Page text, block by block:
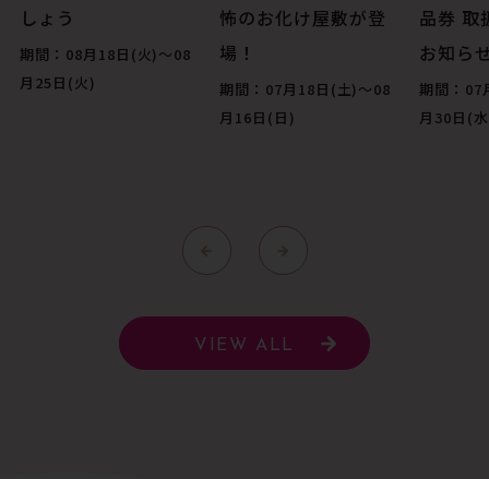
しょう
期間：08月18日(火)〜08
月25日(火)
怖のお化け屋敷が登
場！
期間：07月18日(土)〜08
月16日(日)
品券 取
お知ら
期間：07
月30日(
VIEW ALL